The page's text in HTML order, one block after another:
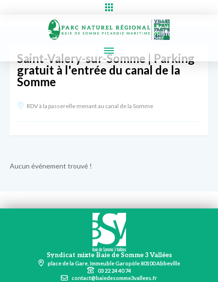
Saint-Valery-sur-Somme | Parking
gratuit à l'entrée du canal de la
Somme
RDV à la passerelle menant au canal de la Somme
Aucun événement trouvé !
Syndicat mixte Baie de Somme 3 Vallées
place de la Gare, Immeuble Garopôle 80100 Abbeville
03 22 24 40 74
contact@baiedesomme3vallees.fr